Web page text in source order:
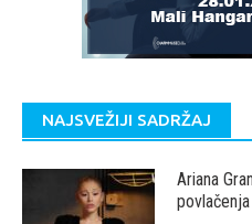
NAJSVEŽIJI SADRŽAJ
Ariana